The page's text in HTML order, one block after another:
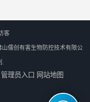
客
山儒创有害生物防控技术有限公
.
管理员入口 网站地图